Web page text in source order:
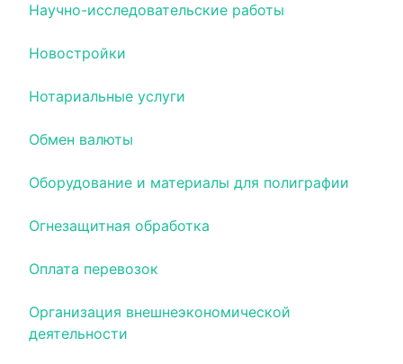
Научно-исследовательские работы
Новостройки
Нотариальные услуги
Обмен валюты
Оборудование и материалы для полиграфии
Огнезащитная обработка
Оплата перевозок
Организация внешнеэкономической
деятельности